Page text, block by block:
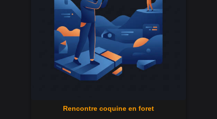
Rencontre coquine en foret